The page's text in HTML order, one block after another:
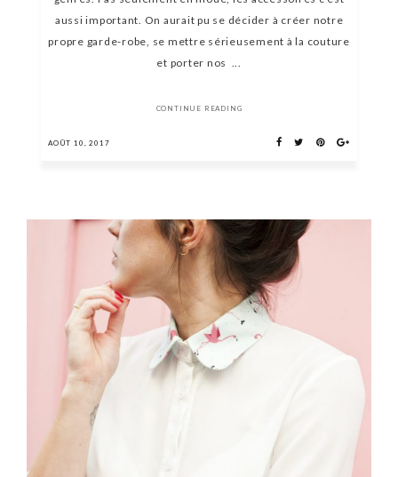
aussi important. On aurait pu se décider à créer notre
propre garde-robe, se mettre sérieusement à la couture
et porter nos ...
CONTINUE READING
AOÛT 10, 2017